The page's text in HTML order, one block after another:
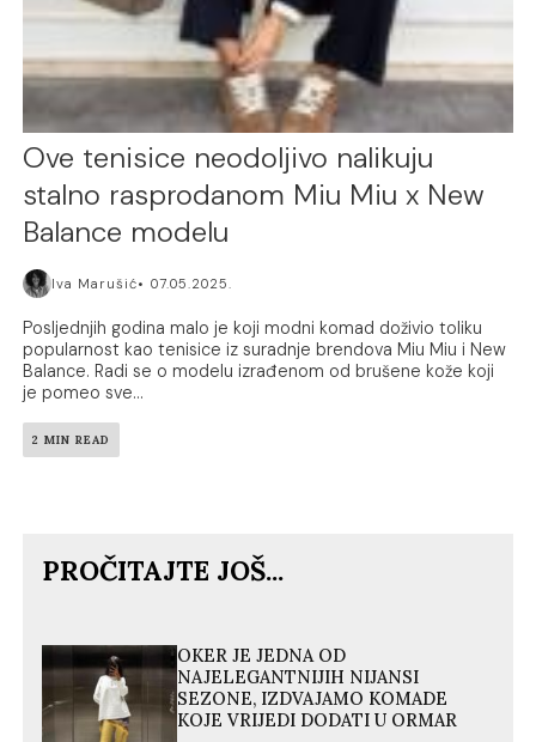
Ove tenisice neodoljivo nalikuju
stalno rasprodanom Miu Miu x New
Balance modelu
Iva Marušić 07.05.2025.
Posljednjih godina malo je koji modni komad doživio toliku
popularnost kao tenisice iz suradnje brendova Miu Miu i New
Balance. Radi se o modelu izrađenom od brušene kože koji
je pomeo sve...
2 MIN READ
PROČITAJTE JOŠ...
OKER JE JEDNA OD
NAJELEGANTNIJIH NIJANSI
SEZONE, IZDVAJAMO KOMADE
KOJE VRIJEDI DODATI U ORMAR